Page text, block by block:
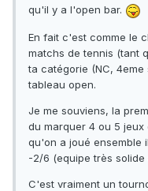
qu'il y a l'open bar.
En fait c'est comme le
matchs de tennis (tant
ta catégorie (NC, 4eme
tableau open.
Je me souviens, la
du marquer 4 ou 5
qu'on a joué ensemble
-2/6 (equipe très solide
C'est vraiment un